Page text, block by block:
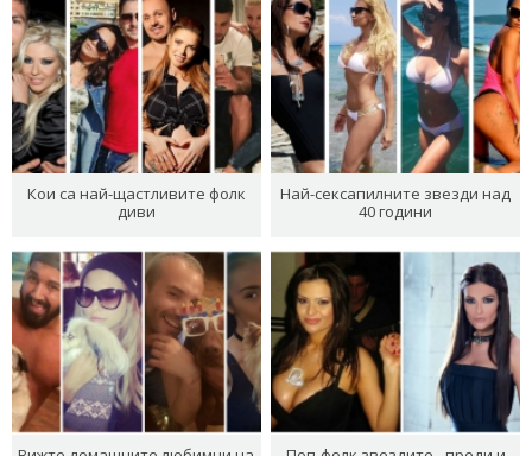
Кои са най-щастливите фолк
диви
Най-сексапилните звезди над
40 години